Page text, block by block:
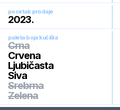
pocetak prodaje
2023.
paleta boja kućišta
Crna
Crvena
Ljubičasta
Siva
Srebrna
Zelena